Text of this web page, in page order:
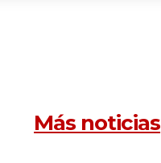
Más noticias